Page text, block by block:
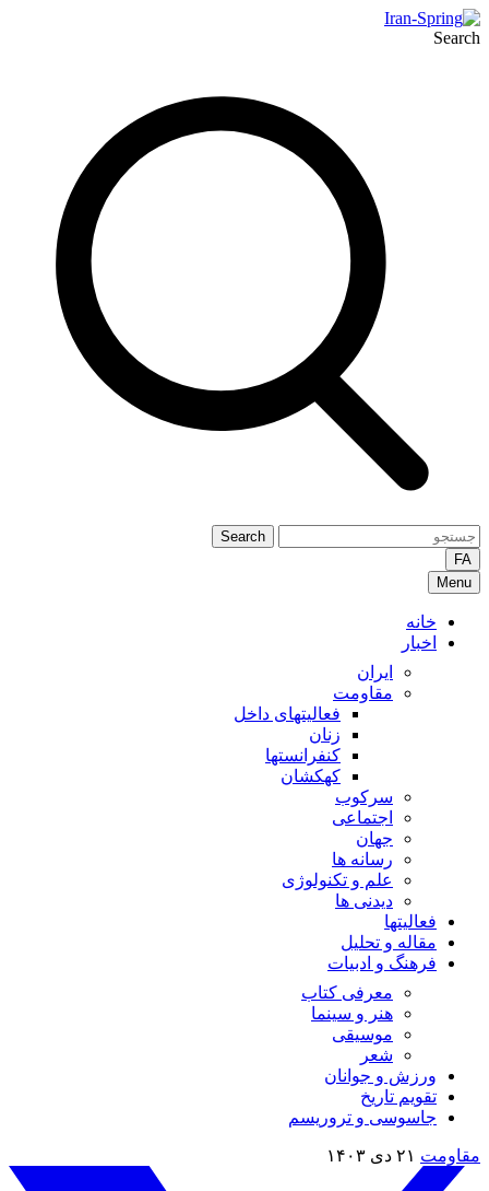
Search
Search
FA
Menu
خانه
اخبار
ایران
مقاومت
فعالیتهای داخل
زنان
کنفرانستها
کهکشان
سرکوب
اجتماعی
جهان
رسانه ها
علم و تکنولوژی
دیدنی ها
فعالیتها
مقاله و تحلیل
فرهنگ و ادبیات
معرفی کتاب
هنر و سینما
موسیقی
شعر
ورزش و جوانان
تقویم تاريخ
جاسوسی و تروریسم
مقاومت ۲۱ دی ۱۴۰۳